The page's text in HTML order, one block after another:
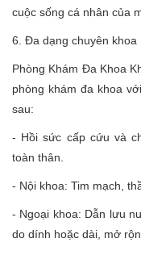
cuộc sống cá nhân của
6. Đa dạng chuyên khoa
Phòng Khám Đa Khoa
phòng khám đa khoa
sau:
- Hồi sức cấp cứu và
toàn thân.
- Nội khoa: Tim mạch,
- Ngoại khoa: Dẫn lưu
do dính hoặc dài, mở